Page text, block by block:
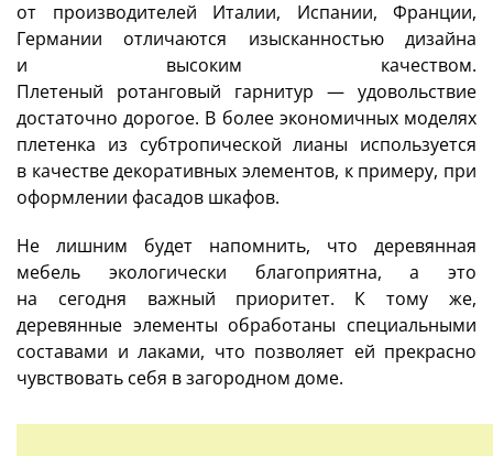
от производителей Италии, Испании, Франции,
Германии отличаются изысканностью дизайна
и высоким качеством.
Плетеный ротанговый гарнитур — удовольствие
достаточно дорогое. В более экономичных моделях
плетенка из субтропической лианы используется
в качестве декоративных элементов, к примеру, при
оформлении фасадов шкафов.
Не лишним будет напомнить, что деревянная
мебель экологически благоприятна, а это
на сегодня важный приоритет. К тому же,
деревянные элементы обработаны специальными
составами и лаками, что позволяет ей прекрасно
чувствовать себя в загородном доме.